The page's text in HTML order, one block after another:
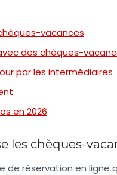
vacances
des chèques-
par les intermédiaires
en 2026
les chèques-
de réservation en ligne